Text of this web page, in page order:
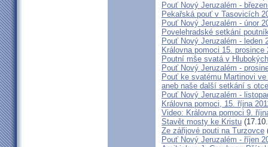
Pouť Nový Jeruzalém -
Pekařská pouť v Tasovicích
Pouť Nový Jeruzalém - únor
Povelehradské setkání
Pouť Nový Jeruzalém - leden
Královna pomoci 15. prosince
Poutní mše svatá v
Pouť Nový Jeruzalém -
Pouť ke svatému Martinovi
aneb naše další setkání s
Pouť Nový Jeruzalém -
Královna pomoci, 15. října
Video: Královna pomoci 9.
Stavět mosty ke Kristu
Ze zářijové pouti na Turzovce
Pouť Nový Jeruzalém - říjen